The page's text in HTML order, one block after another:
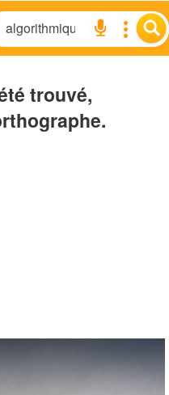
trouvé,